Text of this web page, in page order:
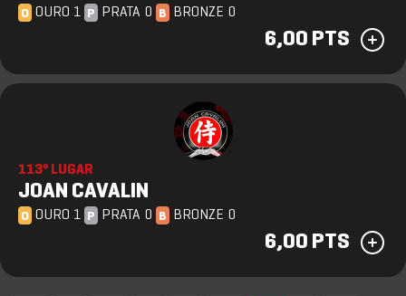
O OURO 1 P PRATA 0 B BRONZE 0
6,00 PTS
113º LUGAR
JOAN CAVALIN
O OURO 1 P PRATA 0 B BRONZE 0
6,00 PTS